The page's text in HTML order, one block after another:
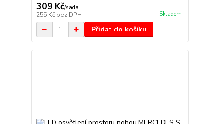
309 Kč/sada
255 Kč bez DPH Skladem
Přidat do košíku